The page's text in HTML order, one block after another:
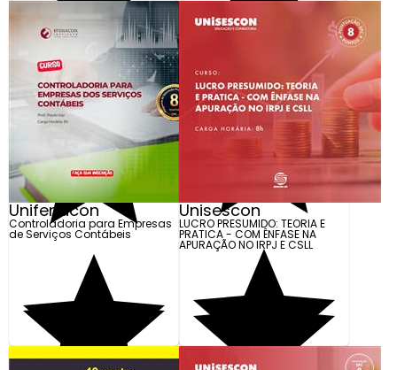
Unifenacon
Controladoria para Empresas
de Serviços Contábeis
Unisescon
LUCRO PRESUMIDO: TEORIA E
PRATICA - COM ÊNFASE NA
APURAÇÃO NO IRPJ E CSLL